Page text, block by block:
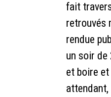
fait
retrouvés
rendue
un soir de
et boire